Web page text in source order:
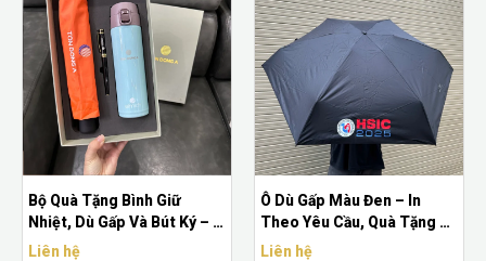
Bộ Quà Tặng Bình Giữ
Nhiệt, Dù Gấp Và Bút Ký – In
Logo Theo Yêu Cầu
Liên hệ
Ô Dù Gấp Màu Đen – In
Theo Yêu Cầu, Quà Tặng Sự
Kiện Tiện Dụng
Liên hệ